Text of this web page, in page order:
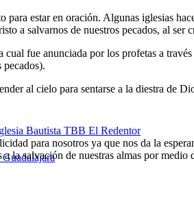
para estar en oración. Algunas iglesias
a salvarnos de nuestros pecados, al
fue anunciada por los profetas a
al cielo para sentarse a la diestra de
para nosotros ya que nos da la
la salvación de nuestras almas por